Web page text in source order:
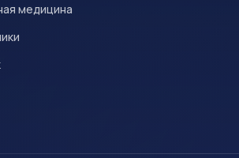
медицина